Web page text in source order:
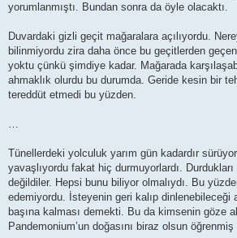
yorumlanmıştı. Bundan sonra da öyle olacaktı.
Duvardaki gizli geçit mağaralara açılıyordu.
bilinmiyordu zira daha önce bu geçitlerden
yoktu çünkü şimdiye kadar. Mağarada
ahmaklık olurdu bu durumda. Geride kesin bir
tereddüt etmedi bu yüzden.
…
Tünellerdeki yolculuk yarım gün kadardır
yavaşlıyordu fakat hiç durmuyorlardı.
değildiler. Hepsi bunu biliyor olmalıydı. Bu
edemiyordu. İsteyenin geri kalıp dinlenebileceği
başına kalması demekti. Bu da kimsenin göze
Pandemonium’un doğasını biraz olsun öğrenmiş